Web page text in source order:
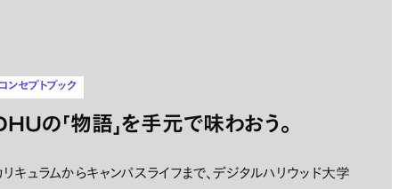
コンセプトブック
の「物語」を手元で味わおう。
リキュラムからキャンパスライフまで、デジタルハリウッド大学